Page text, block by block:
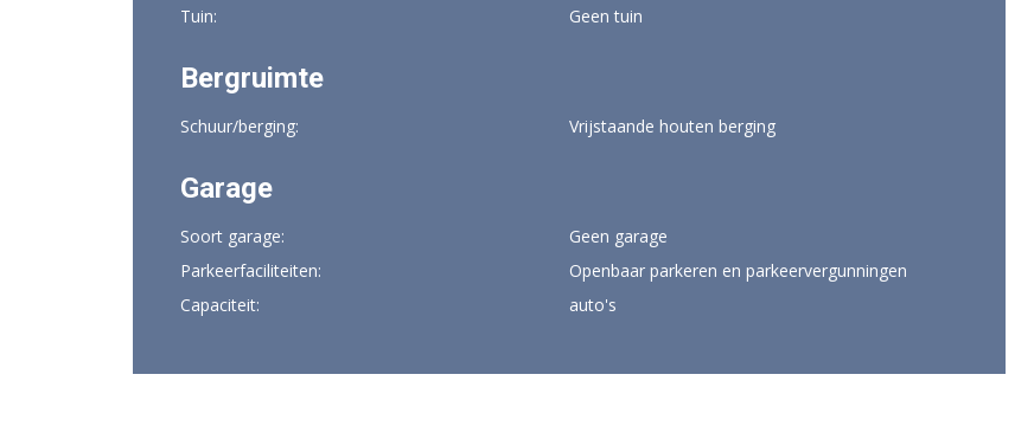
Tuin:
Geen tuin
Bergruimte
Schuur/berging: Vrijstaande houten berging
Garage
Soort garage:
Geen garage
Parkeerfaciliteiten:
Openbaar parkeren en parkeervergunningen
Capaciteit:
auto's